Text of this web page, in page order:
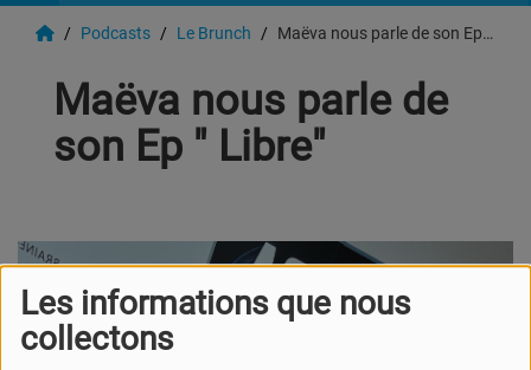
Les informations que nous
collectons
Podcasts Le Brunch Maëva nous parle de son Ep " Libre"
Maëva nous parle de
son Ep " Libre"